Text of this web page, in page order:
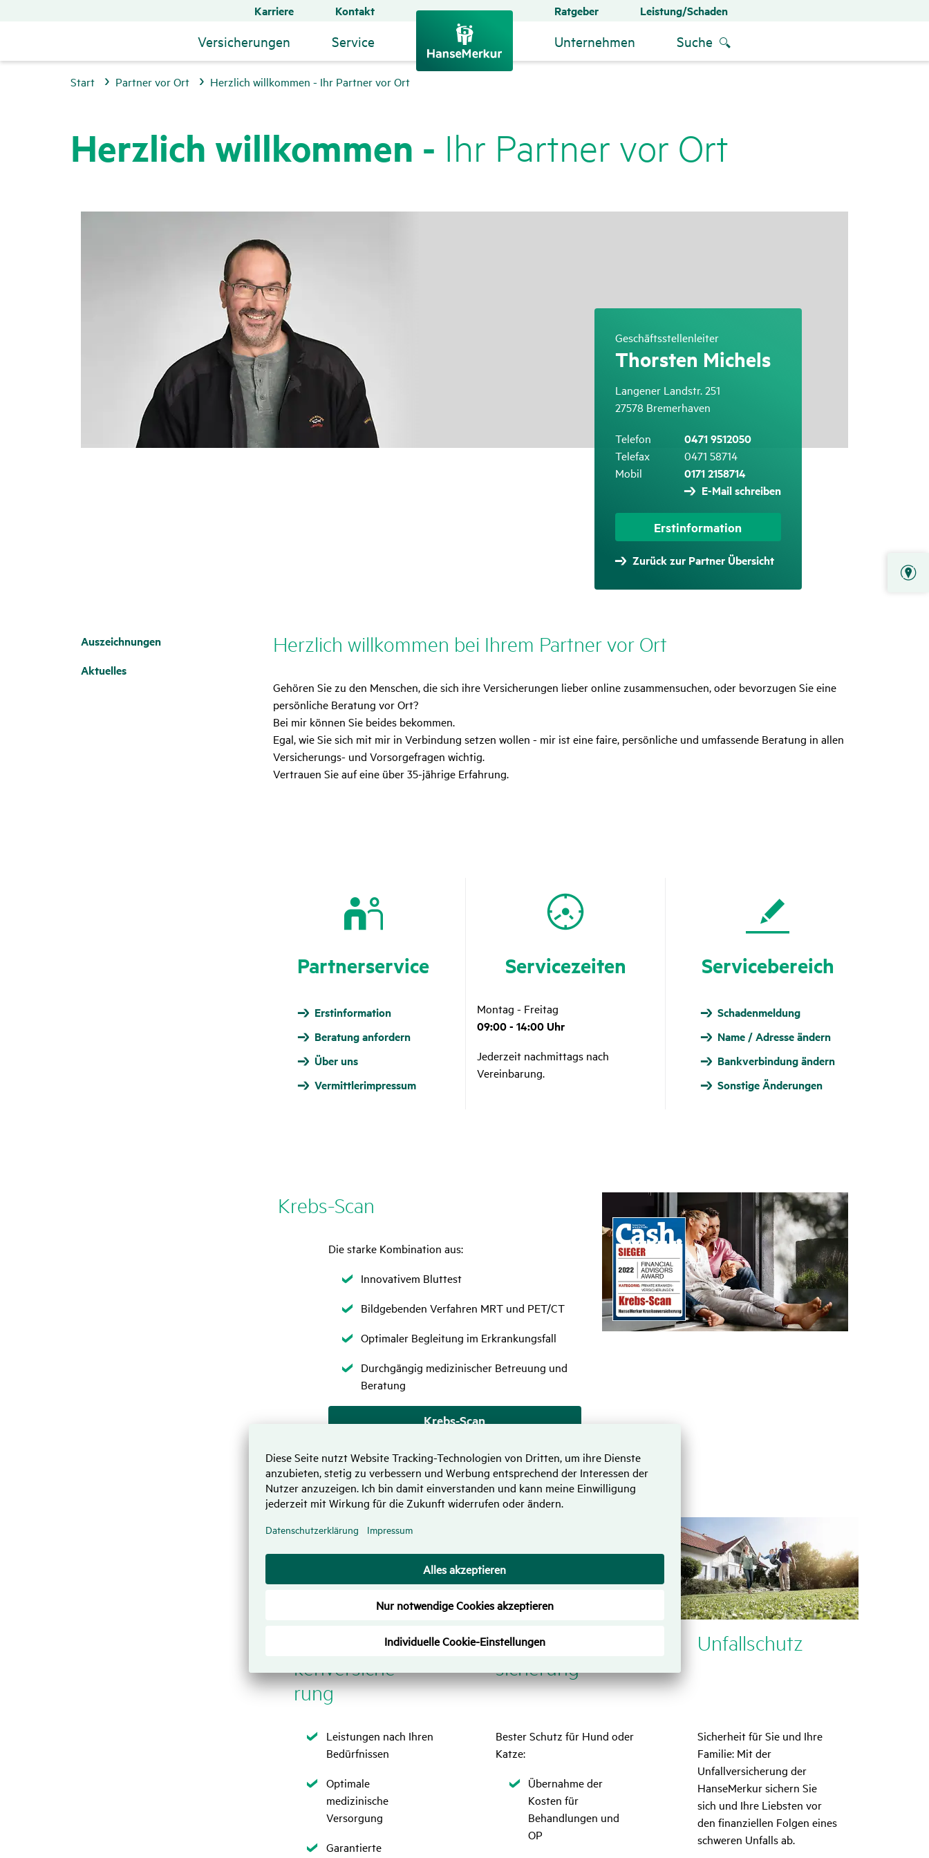
Karriere Kontakt Ratgeber Leistung/Schaden
Versicherungen Service Unternehmen Suche
Start Partner vor Ort Herzlich willkommen - Ihr Partner vor Ort
Herz­lich will­kommen - Ihr Partner vor Ort
Geschäftsstellenleiter
Thorsten Michels
Langener Landstr. 251
27578 Bremerhaven
Telefon 0471 9512050
Telefax
0471 58714
Mobil
0171 2158714
E-Mail schreiben
Erstinformation
Zurück zur Partner Übersicht
Auszeich­nungen
Aktu­elles
Herz­lich will­kommen bei Ihrem Partner vor Ort
Gehören Sie zu den Menschen, die sich ihre Versicherungen lieber online zusammensuchen, oder bevorzugen Sie eine
persönliche Beratung vor Ort?
Bei mir können Sie beides bekommen.
Egal, wie Sie sich mit mir in Verbindung setzen wollen - mir ist eine faire, persönliche und umfassende Beratung in allen
Versicherungs- und Vorsorgefragen wichtig.
Vertrauen Sie auf eine über 35-jährige Erfahrung.
Part­ner­ser­vice
Erstinformation
Beratung anfordern
Über uns
Vermittlerimpressum
Service­zeiten
Montag - Freitag
09:00 - 14:00 Uhr
Jederzeit nachmittags nach
Vereinbarung.
Service­be­reich
Schaden­meldung
Name / Adresse ändern
Bankverbindung ändern
Sonstige Änderungen
Krebs-Scan
Die starke Kombination aus:
Zutreffend
Innovativem Bluttest
Zutreffend
Bildgebenden Verfahren MRT und PET/CT
Zutreffend
Optimaler Begleitung im Erkrankungsfall
Zutreffend
Durchgängig medizinischer Betreuung und
Beratung
Krebs-Scan
Private Kran­
ken­ver­si­che­
rung
Zutreffend
Leistungen nach Ihren
Bedürfnissen
Zutreffend
Optimale
medizinische
Versorgung
Zutreffend
Garantierte
Tier­kran­ken­ver­
si­che­rung
Bester Schutz für Hund oder
Katze:
Zutreffend
Übernahme der
Kosten für
Behandlungen und
OP
Unfall­schutz
Sicherheit für Sie und Ihre
Familie: Mit der
Unfallversicherung der
HanseMerkur sichern Sie
sich und Ihre Liebsten vor
den finanziellen Folgen eines
schweren Unfalls ab.